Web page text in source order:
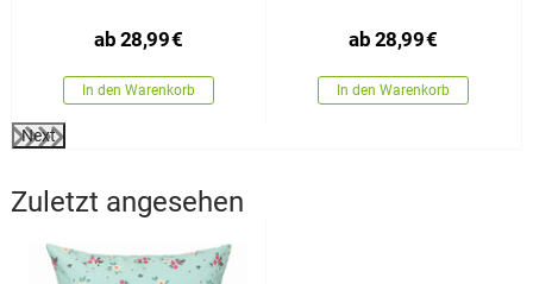
ab 28,99€
In den Warenkorb
ab 28,99€
In den Warenkorb
Next
Zuletzt angesehen